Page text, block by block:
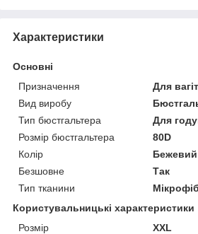
Характеристики
Основні
Призначення
Для
Вид виробу
Тип бюстгальтера
Для
Розмір бюстгальтера
80D
Колір
Бежевий
Безшовне
Так
Тип тканини
Користувальницькі характеристики
Розмір
XXL